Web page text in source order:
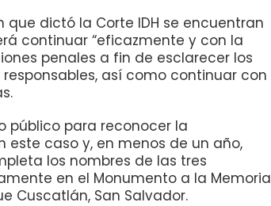
dictó la Corte IDH se encuentran
continuar “eficazmente y con la
penales a fin de esclarecer los
así como continuar con
público para reconocer la
caso y, en menos de un año,
los nombres de las tres
en el Monumento a la Memoria
Cuscatlán, San Salvador.